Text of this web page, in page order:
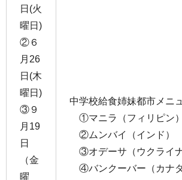
日(火
曜日)
②６
月26
日(木
曜日)
③９
月19
日
（金
曜
中学校給食姉妹都市メニ
①マニラ（フィリピン）
②ムンバイ（インド）
③オデーサ（ウクライナ
④バンクーバー（カナダ